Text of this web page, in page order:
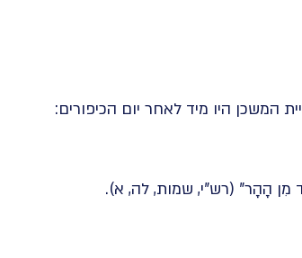
המשכן היו מיד לאחר יום הכיפורים:
מִן הָהָר” (רש”י, שמות, לה, א).